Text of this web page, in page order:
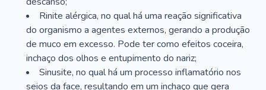
Rinite alérgica, no qual há uma reação significativa
do organismo a agentes externos, gerando a produção
de muco em excesso. Pode ter como efeitos coceira,
inchaço dos olhos e entupimento do nariz;
Sinusite, no qual há um processo inflamatório nos
seios da face, resultando em um inchaço que gera